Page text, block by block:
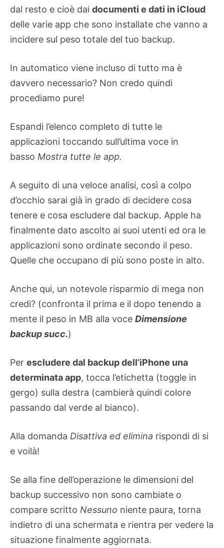
dal resto e cioè dai documenti e dati in iCloud
delle varie app che sono installate che vanno a
incidere sul peso totale del tuo backup.
In automatico viene incluso di tutto ma è
davvero necessario? Non credo quindi
procediamo pure!
Espandi l’elenco completo di tutte le
applicazioni toccando sull’ultima voce in
basso Mostra tutte le app.
A seguito di una veloce analisi, così a colpo
d’occhio sarai già in grado di decidere cosa
tenere e cosa escludere dal backup. Apple ha
finalmente dato ascolto ai suoi utenti ed ora le
applicazioni sono ordinate secondo il peso.
Quelle che occupano di più sono poste in alto.
Anche qui, un notevole risparmio di mega non
credi? (confronta il prima e il dopo tenendo a
mente il peso in MB alla voce Dimensione
backup succ.)
Per escludere dal backup dell’iPhone una
determinata app, tocca l’etichetta (toggle in
gergo) sulla destra (cambierà quindi colore
passando dal verde al bianco).
Alla domanda Disattiva ed elimina rispondi di si
e voilà!
Se alla fine dell’operazione le dimensioni del
backup successivo non sono cambiate o
compare scritto Nessuno niente paura, torna
indietro di una schermata e rientra per vedere la
situazione finalmente aggiornata.